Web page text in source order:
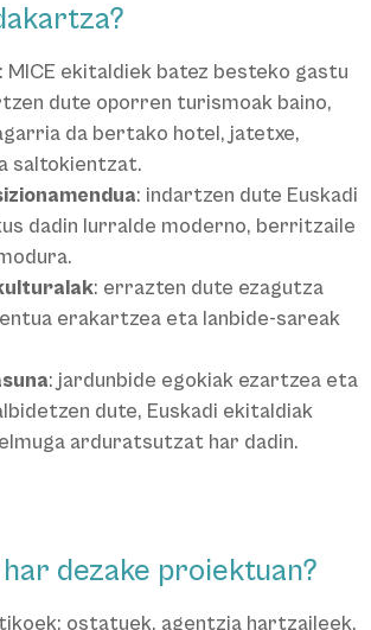
: MICE ekitaldiek batez besteko gastu
dute oporren turismoak baino,
da bertako hotel, jatetxe,
saltokientzat.
: indartzen dute Euskadi
dadin lurralde moderno, berritzaile
: errazten dute ezagutza
erakartzea eta lanbide-sareak
: jardunbide egokiak ezartzea eta
dute, Euskadi ekitaldiak
arduratsutzat har dadin.
dezake proiektuan?
ostatuek, agentzia hartzaileek,